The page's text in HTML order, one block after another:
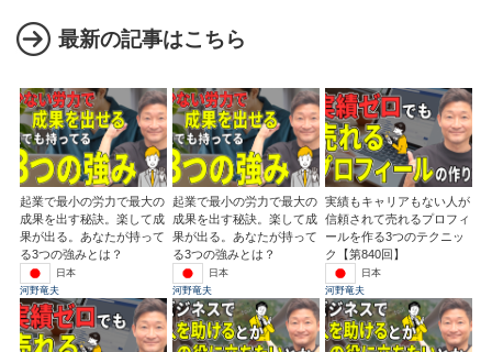
最新の記事はこちら
起業で最小の労力で最大の
成果を出す秘訣。楽して成
果が出る。あなたが持って
る3つの強みとは？
日本
河野竜夫
起業で最小の労力で最大の
成果を出す秘訣。楽して成
果が出る。あなたが持って
る3つの強みとは？
日本
河野竜夫
実績もキャリアもない人が
信頼されて売れるプロフィ
ールを作る3つのテクニッ
ク【第840回】
日本
河野竜夫